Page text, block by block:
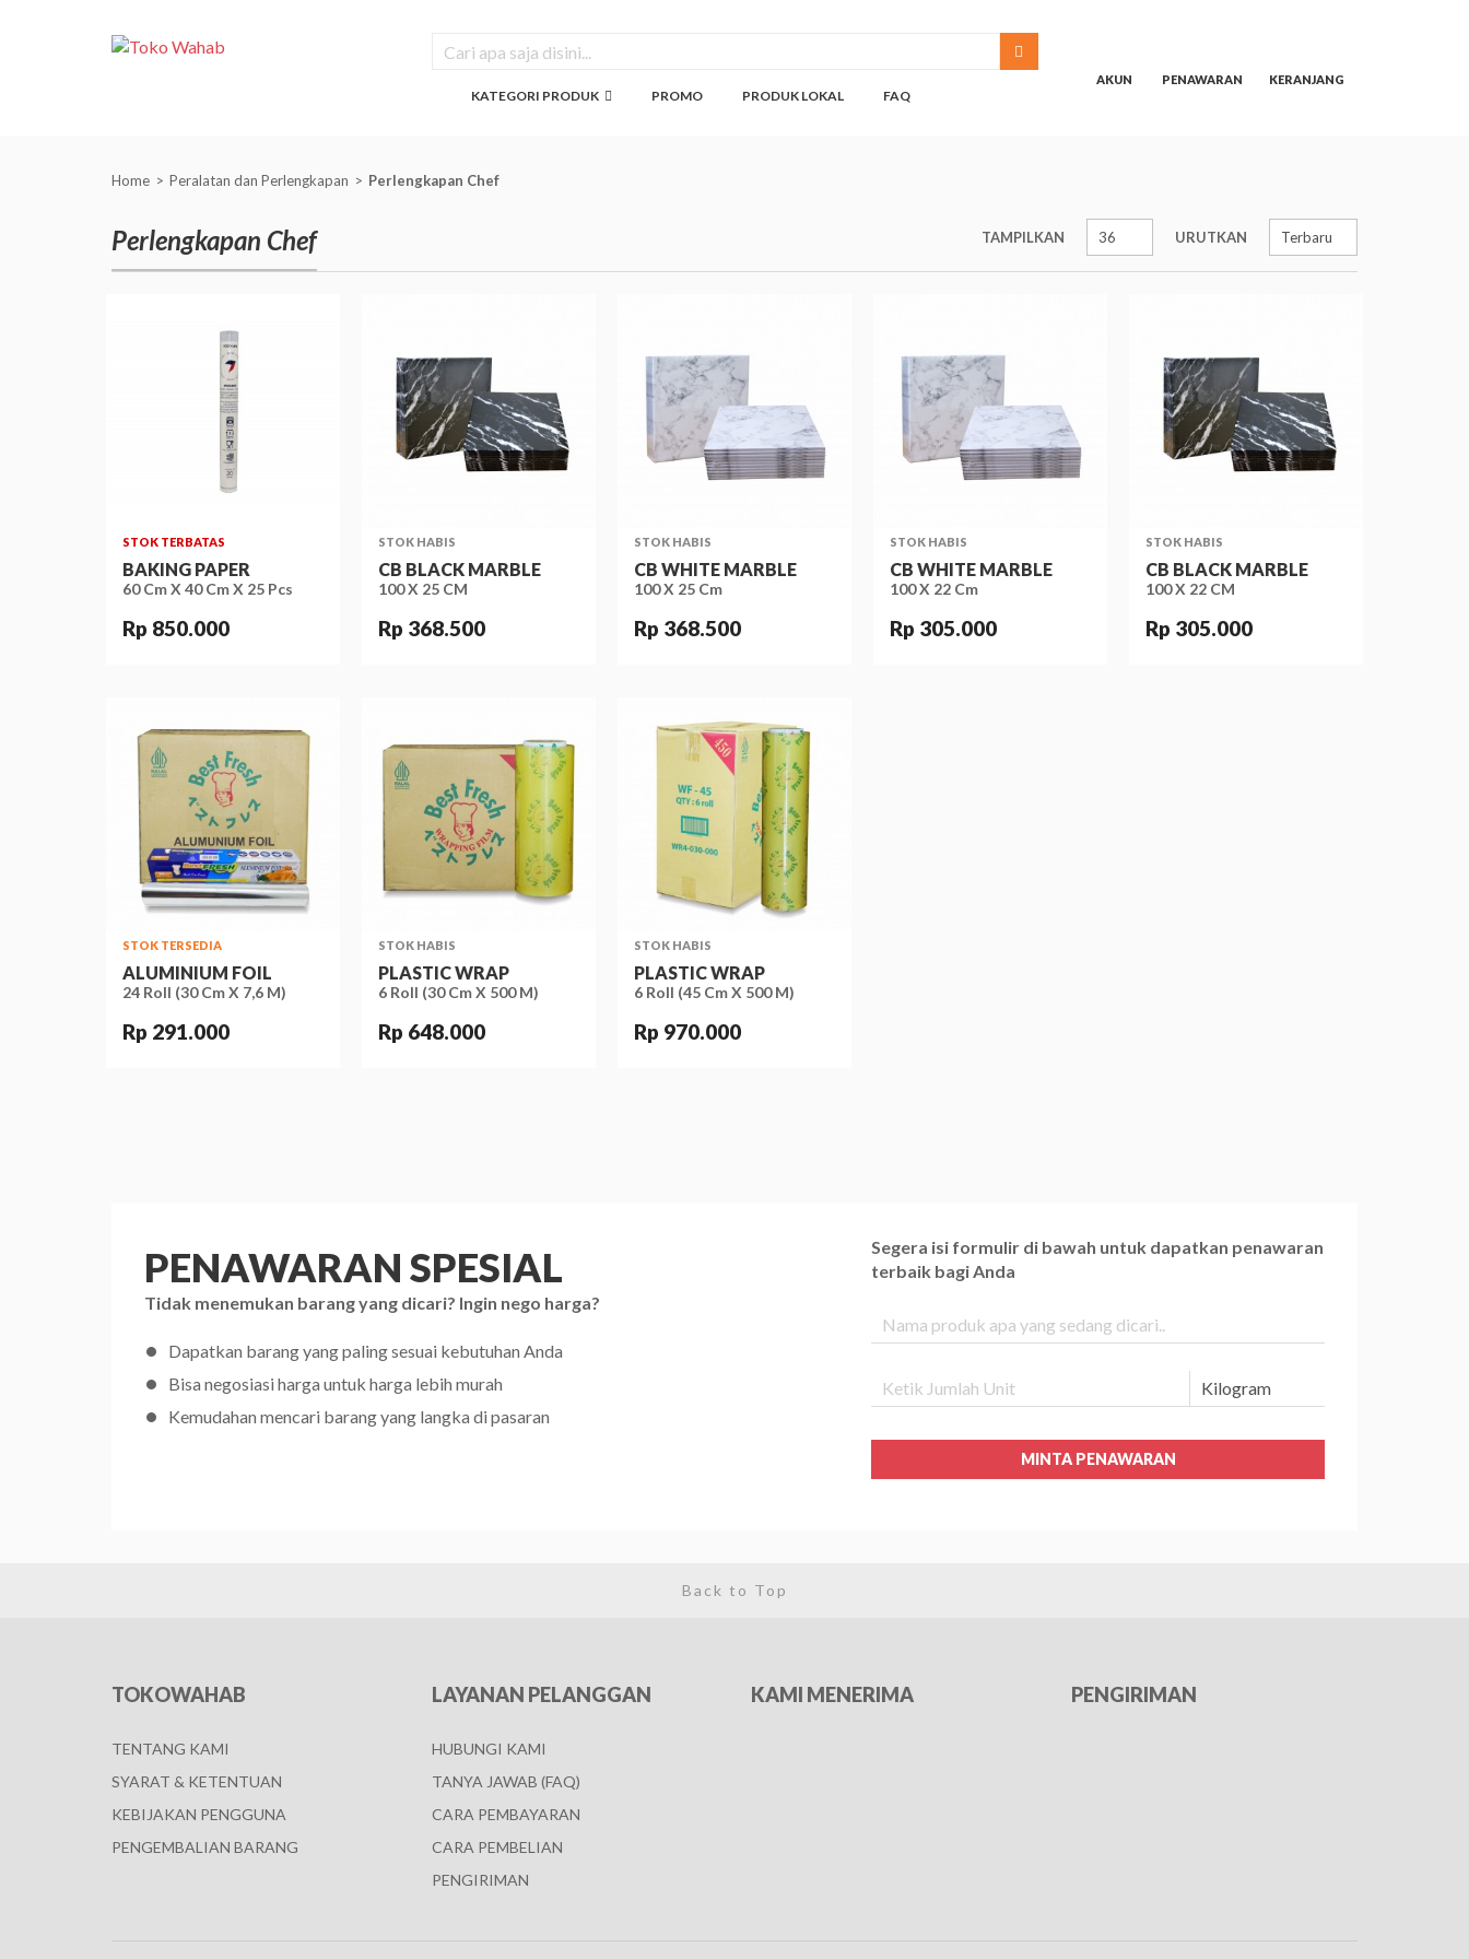
AKUN PENAWARAN KERANJANG
KATEGORI PRODUK PROMO PRODUK LOKAL FAQ
Home Peralatan dan Perlengkapan Perlengkapan Chef
Perlengkapan Chef TAMPILKAN URUTKAN
STOK TERBATAS
BAKING PAPER
60 Cm X 40 Cm X 25 Pcs
Rp 850.000
STOK HABIS
CB BLACK MARBLE
100 X 25 CM
Rp 368.500
STOK HABIS
CB WHITE MARBLE
100 X 25 Cm
Rp 368.500
STOK HABIS
CB WHITE MARBLE
100 X 22 Cm
Rp 305.000
STOK HABIS
CB BLACK MARBLE
100 X 22 CM
Rp 305.000
STOK TERSEDIA
ALUMINIUM FOIL
24 Roll (30 Cm X 7,6 M)
Rp 291.000
STOK HABIS
PLASTIC WRAP
6 Roll (30 Cm X 500 M)
Rp 648.000
STOK HABIS
PLASTIC WRAP
6 Roll (45 Cm X 500 M)
Rp 970.000
PENAWARAN SPESIAL
Tidak menemukan barang yang dicari? Ingin nego harga?
Dapatkan barang yang paling sesuai kebutuhan Anda
Bisa negosiasi harga untuk harga lebih murah
Kemudahan mencari barang yang langka di pasaran
Segera isi formulir di bawah untuk dapatkan penawaran
terbaik bagi Anda
MINTA PENAWARAN
Back to Top
TOKOWAHAB
TENTANG KAMI
SYARAT & KETENTUAN
KEBIJAKAN PENGGUNA
PENGEMBALIAN BARANG
LAYANAN PELANGGAN
HUBUNGI KAMI
TANYA JAWAB (FAQ)
CARA PEMBAYARAN
CARA PEMBELIAN
PENGIRIMAN
KAMI MENERIMA PENGIRIMAN